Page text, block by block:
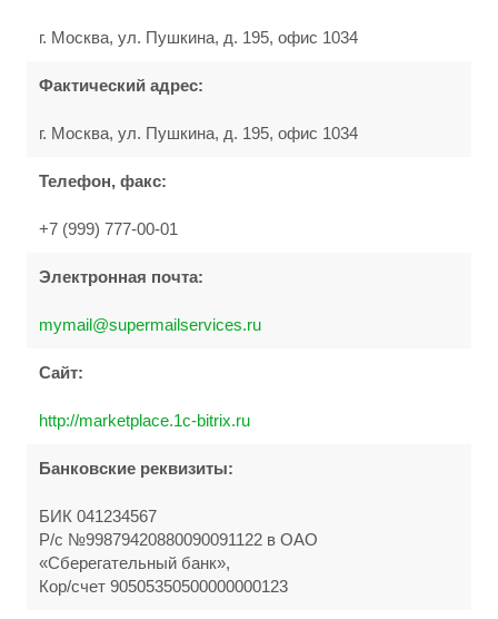
г. Москва, ул. Пушкина, д. 195, офис 1034
Фактический адрес:
г. Москва, ул. Пушкина, д. 195, офис 1034
Телефон, факс:
+7 (999) 777-00-01
Электронная почта:
mymail@supermailservices.ru
Сайт:
http://marketplace.1c-bitrix.ru
Банковские реквизиты:
БИК 041234567
Р/с №99879420880090091122 в ОАО
«Сберегательный банк»,
Кор/счет 90505350500000000123